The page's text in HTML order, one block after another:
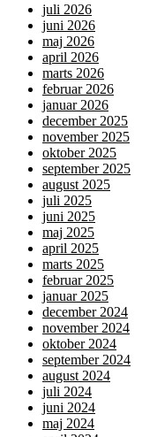
juli 2026
juni 2026
maj 2026
april 2026
marts 2026
februar 2026
januar 2026
december 2025
november 2025
oktober 2025
september 2025
august 2025
juli 2025
juni 2025
maj 2025
april 2025
marts 2025
februar 2025
januar 2025
december 2024
november 2024
oktober 2024
september 2024
august 2024
juli 2024
juni 2024
maj 2024